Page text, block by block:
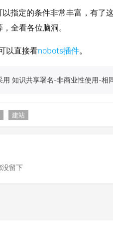
指定的条件非常丰富，有了
全看各位脑洞。
以直接看nobots插件。
用 知识共享署名-非商业性使用-相
建站
没留下